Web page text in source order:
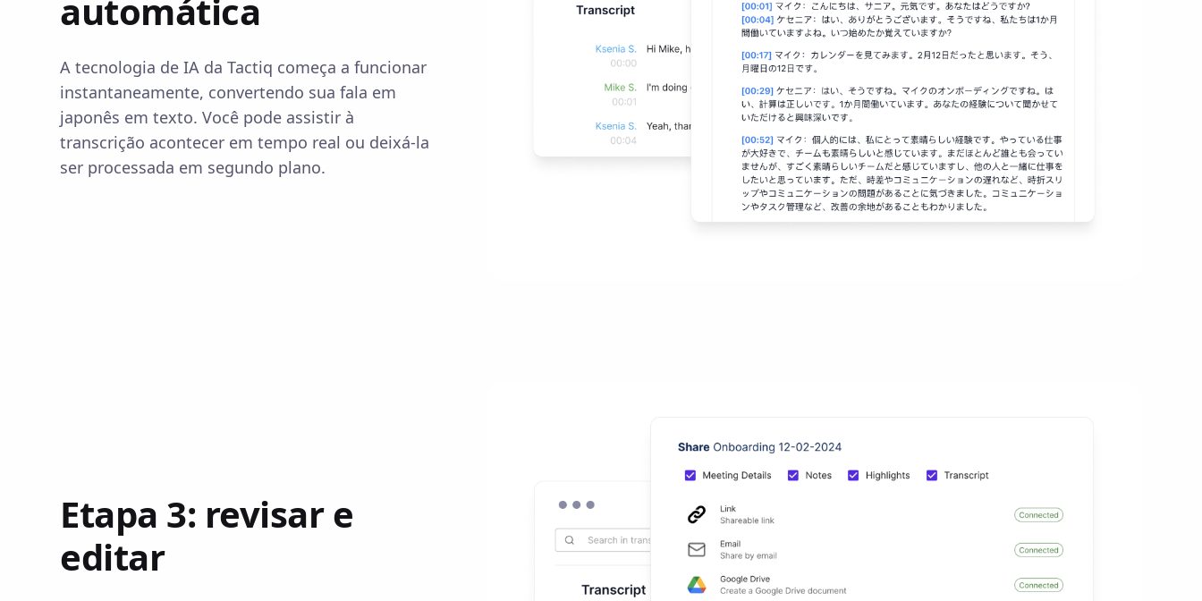
automática
A tecnologia de IA da Tactiq começa a funcionar
instantaneamente, convertendo sua fala em
japonês em texto. Você pode assistir à
transcrição acontecer em tempo real ou deixá-la
ser processada em segundo plano.
Etapa 3: revisar e
editar